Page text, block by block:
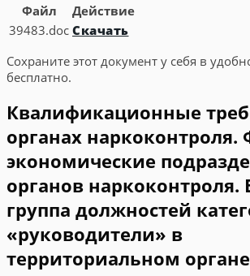
Файл
Действие
39483.doc Скачать
Сохраните этот документ у себя в
бесплатно.
Квалификационные
органах наркоконтроля.
экономические
органов наркоконтроля.
группа должностей
«руководители» в
территориальном